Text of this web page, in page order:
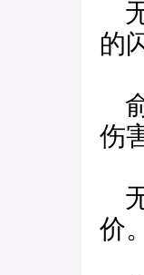
的
伤
价